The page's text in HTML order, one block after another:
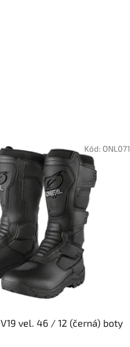
vel. 46 / 12 (černá) boty
Kód: ONL071